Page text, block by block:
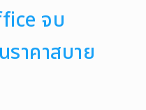
จบ
าคาสบาย